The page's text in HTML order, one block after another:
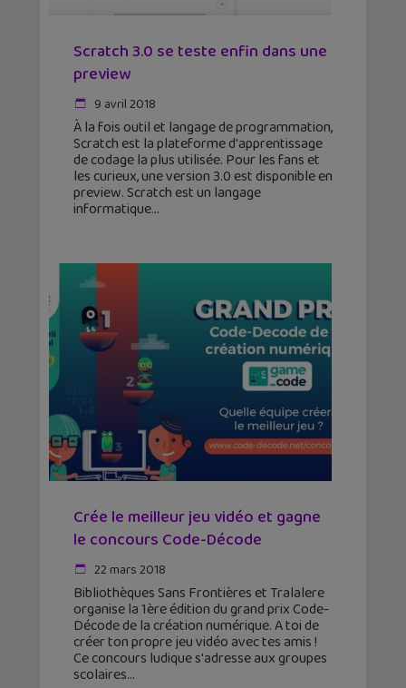
Scratch 3.0 se teste enfin dans une
preview
9 avril 2018
À la fois outil et langage de programmation,
Scratch est la plateforme d'apprentissage
de codage la plus utilisée. Pour les fans et
les curieux, une version 3.0 est disponible en
preview. Scratch est un langage
informatique
Crée le meilleur jeu vidéo et gagne
le concours Code-Décode
22 mars 2018
Bibliothèques Sans Frontières et Tralalere
organise la 1ère édition du grand prix Code-
Décode de la création numérique. A toi de
créer ton propre jeu vidéo avec tes amis !
Ce concours ludique s'adresse aux groupes
scolaires